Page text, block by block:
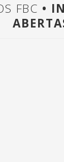
FBC •